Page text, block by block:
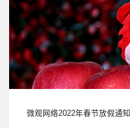
微观网络2022年春节放假通知